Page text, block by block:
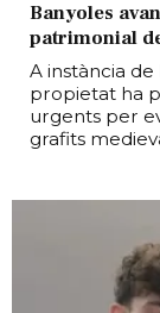
Banyoles
patrimonial
A instància
propietat ha
urgents per
grafits